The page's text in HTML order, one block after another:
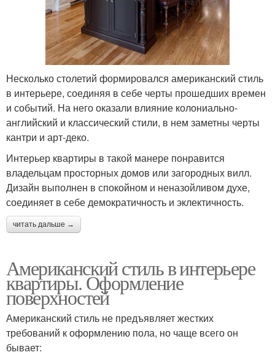
Несколько столетий формировался американский стиль
в интерьере, соединяя в себе черты прошедших времен
и событий. На него оказали влияние колониально-
английский и классический стили, в нем заметны черты
кантри и арт-деко.
Интерьер квартиры в такой манере понравится
владельцам просторных домов или загородных вилл.
Дизайн выполнен в спокойном и неназойливом духе,
соединяет в себе демократичность и эклектичность.
читать дальше →
Американский стиль в интерьере
квартиры. Оформление
поверхностей
Американский стиль не предъявляет жестких
требований к оформлению пола, но чаще всего он
бывает: